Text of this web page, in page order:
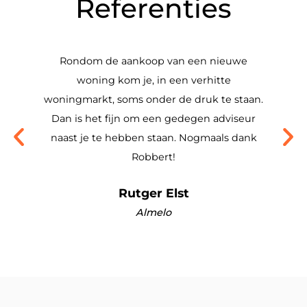
Referenties
Rondom de aankoop van een nieuwe
woning kom je, in een verhitte
woningmarkt, soms onder de druk te staan.
Dan is het fijn om een gedegen adviseur
naast je te hebben staan. Nogmaals dank
Robbert!
Rutger Elst
Almelo